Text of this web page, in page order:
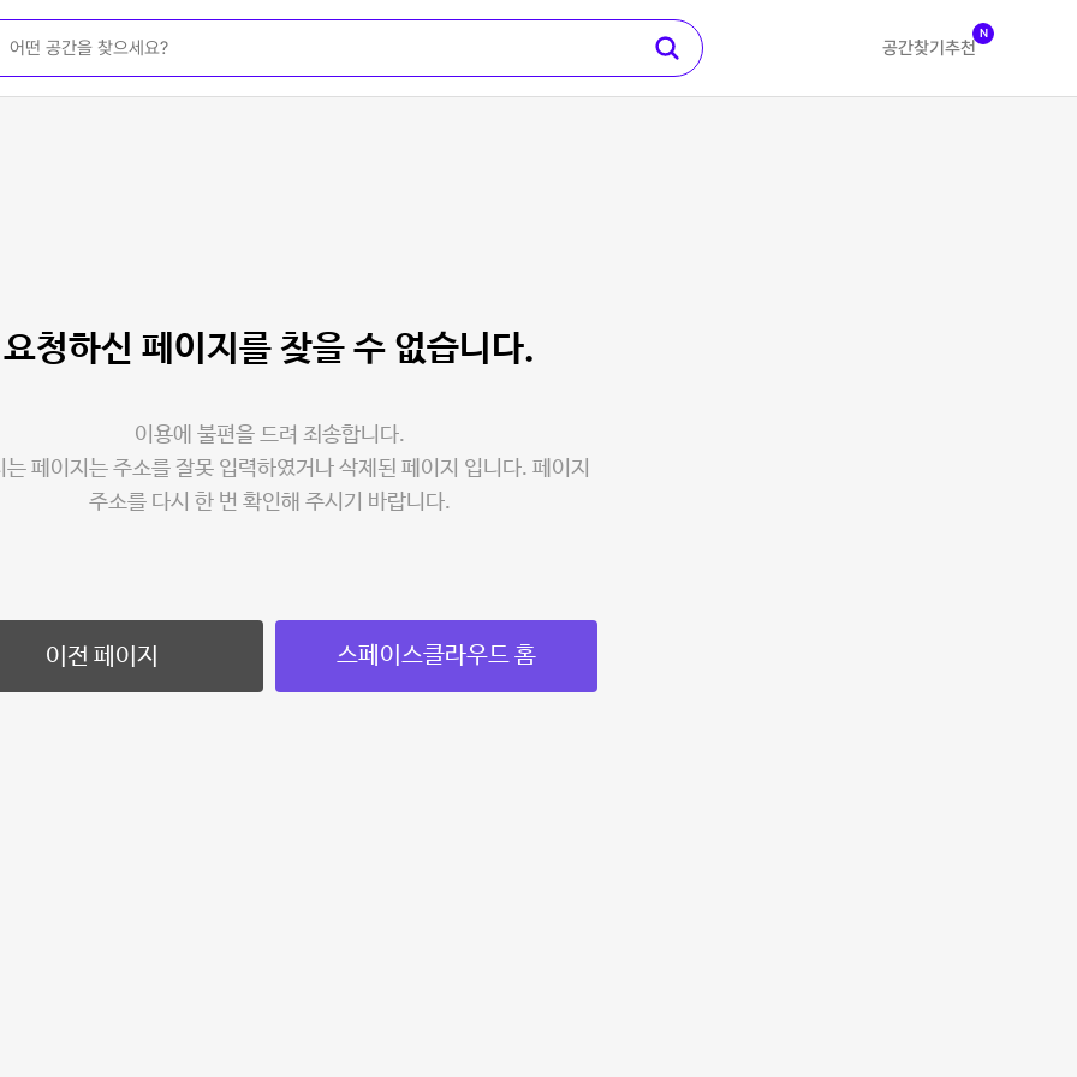
공간찾기 추천
N
요청하신 페이지를 찾을 수 없습니다.
이용에 불편을 드려 죄송합니다.
는 페이지는 주소를 잘못 입력하였거나 삭제된 페이지 입니다. 페이지
주소를 다시 한 번 확인해 주시기 바랍니다.
이전 페이지 스페이스클라우드 홈